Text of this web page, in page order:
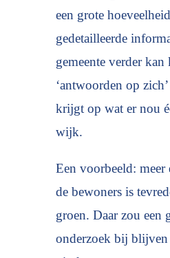
een grote
gedetailleerde
gemeente verder
‘antwoorden op
krijgt op wat er nou
wijk.
Een voorbeeld: meer
de bewoners is
groen. Daar zou een
onderzoek bij blijven